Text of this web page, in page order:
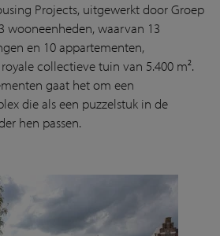
Projects, uitgewerkt door Groep
wooneenheden, waarvan 13
en 10 appartementen,
collectieve tuin van 5.400 m².
gaat het om een
die als een puzzelstuk in de
hen passen.